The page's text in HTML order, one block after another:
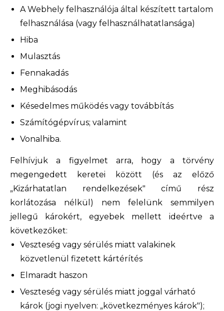
A Webhely felhasználója által készített tartalom
felhasználása (vagy felhasználhatatlansága)
Hiba
Mulasztás
Fennakadás
Meghibásodás
Késedelmes működés vagy továbbítás
Számítógépvírus; valamint
Vonalhiba.
Felhívjuk a figyelmet arra, hogy a törvény
megengedett keretei között (és az előző
„Kizárhatatlan rendelkezések" című rész
korlátozása nélkül) nem felelünk semmilyen
jellegű károkért, egyebek mellett ideértve a
következőket:
Veszteség vagy sérülés miatt valakinek
közvetlenül fizetett kártérítés
Elmaradt haszon
Veszteség vagy sérülés miatt joggal várható
károk (jogi nyelven: „következményes károk");